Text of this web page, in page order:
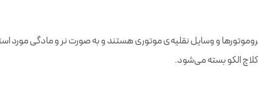
و وسایل نقلیه‌ی موتوری هستند و به صورت نر و مادگی مورد
کلاچ الکو بسته می‌شود.